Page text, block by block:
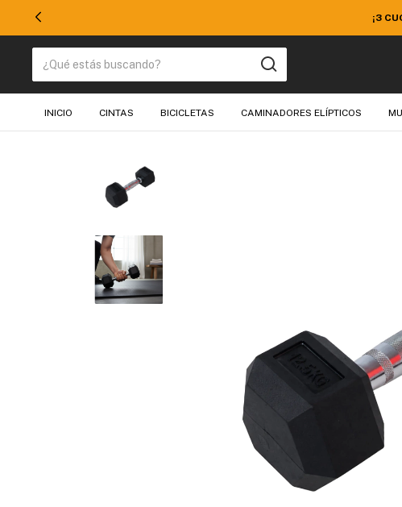
50% EN TODO EL
INICIO CINTAS BICICLETAS CAMINADORES ELÍPTICOS